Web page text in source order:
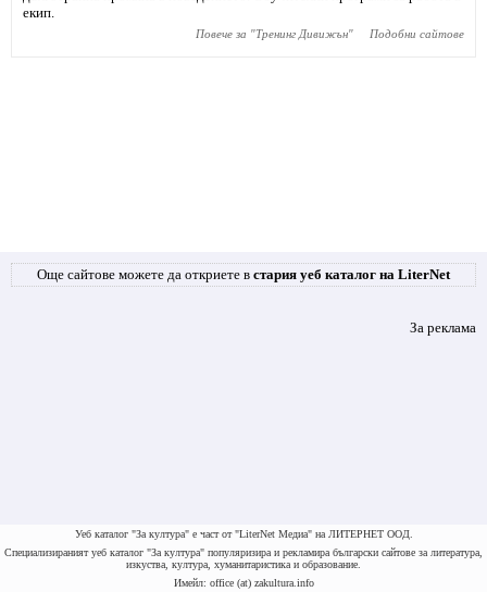
екип.
Повече за "Тренинг Дивижън" Подобни сайтове
Още сайтове можете да откриете в стария уеб каталог на LiterNet
За реклама
Уеб каталог "За култура" е част от "LiterNet Медиа" на ЛИТЕРНЕТ ООД.
Специализираният уеб каталог "За култура" популяризира и рекламира български сайтове за литература,
изкуства, култура, хуманитаристика и образование.
Имейл: office (at) zakultura.info